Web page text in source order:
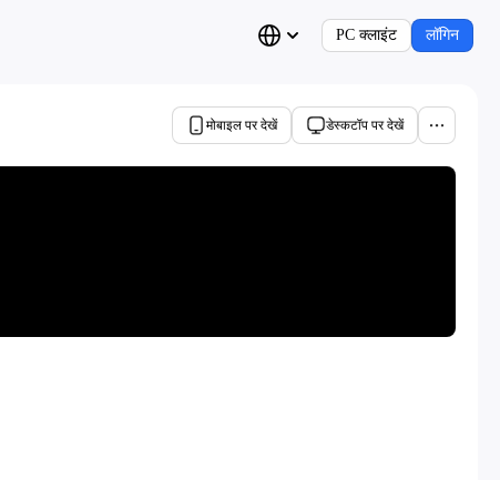
PC क्लाइंट लॉगिन
मोबाइल पर देखें डेस्कटॉप पर देखें